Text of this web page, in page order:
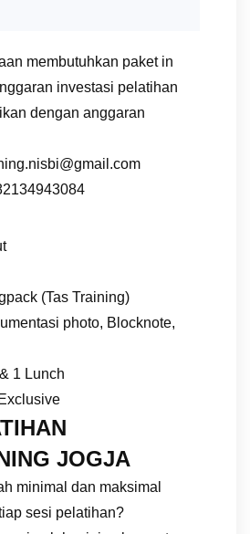
membutuhkan paket in
investasi pelatihan
dengan anggaran
(Tas Training)
photo, Blocknote,
1 Lunch
JOGJA
minimal dan maksimal
sesi pelatihan?